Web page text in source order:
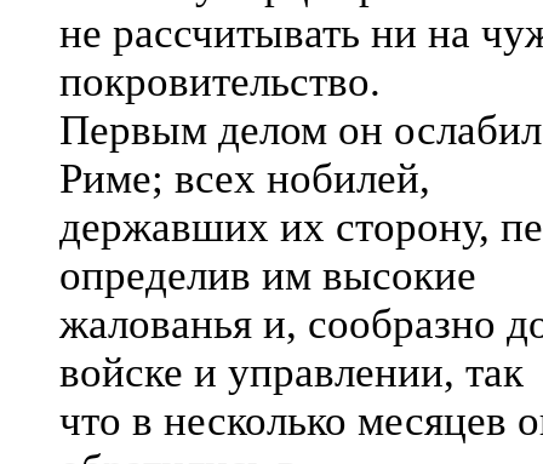
не рассчитывать ни на
покровительство.
Первым делом он
Риме; всех нобилей,
державших их сторону,
определив им высокие
жалованья и, сообразно
войске и управлении, так
что в несколько месяцев